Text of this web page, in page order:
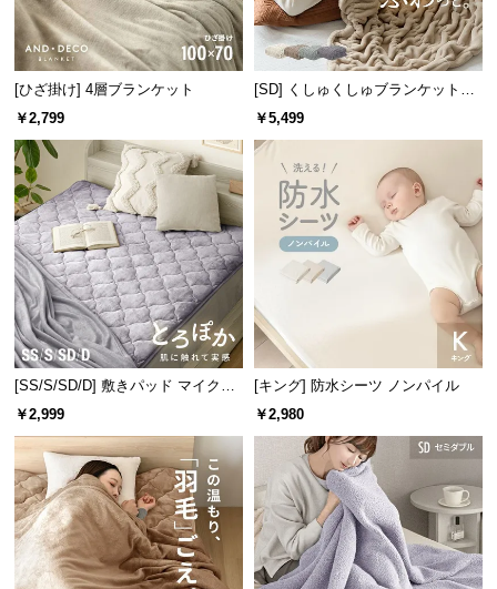
品
の
配
送
に
つ
て
小
型
商
品
の
配
に
つ
い
て
開
梱
[ひざ掛け] 4層ブランケット
￥2,799
[SD] くしゅくしゅブランケットフ
ランネルタイプ
￥5,499
[SS/S/SD/D] 敷きパッド マイクロ
ファイバー
￥2,999
[キング] 防水シーツ ノンパイル
￥2,980